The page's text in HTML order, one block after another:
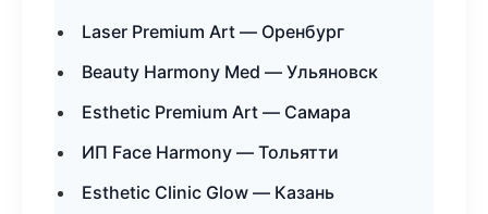
Laser Premium Art — Оренбург
Beauty Harmony Med — Ульяновск
Esthetic Premium Art — Самара
ИП Face Harmony — Тольятти
Esthetic Clinic Glow — Казань